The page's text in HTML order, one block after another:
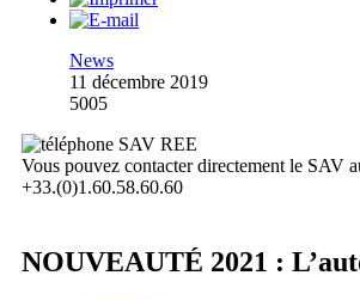
News
11 décembre 2019
5005
Vous pouvez contacter directement le SAV
+33.(0)1.60.58.60.60
NOUVEAUTÉ 2021 :